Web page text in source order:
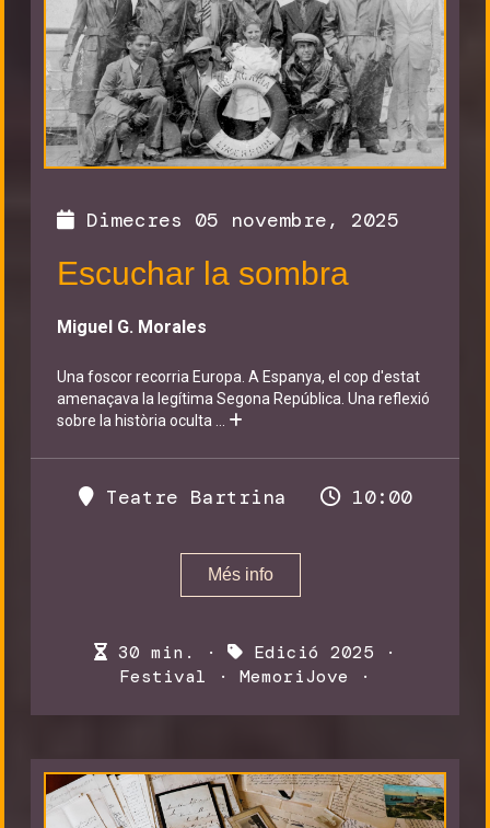
Dimecres 05 novembre, 2025
Escuchar la sombra
Miguel G. Morales
Una foscor recorria Europa. A Espanya, el cop d'estat
amenaçava la legítima Segona República. Una reflexió
sobre la història oculta
Teatre Bartrina 10:00
Més info
30 min. · Edició 2025 ·
Festival · MemoriJove ·